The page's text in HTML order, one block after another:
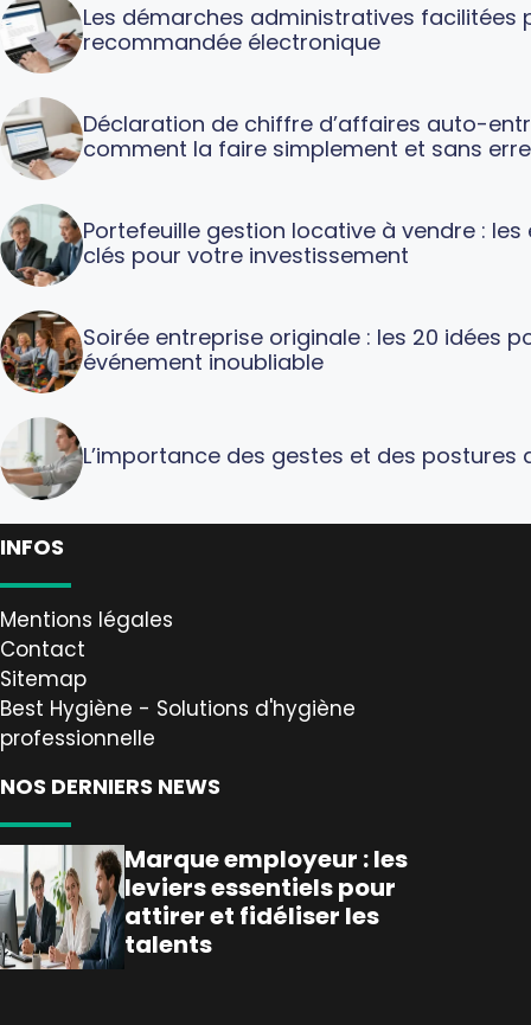
Les démarches administratives facilitées
recommandée électronique
Déclaration de chiffre d’affaires auto-
comment la faire simplement et sans
Portefeuille gestion locative à vendre : les
clés pour votre investissement
Soirée entreprise originale : les 20 idées
événement inoubliable
L’importance des gestes et des postures
INFOS
Mentions légales
Contact
Sitemap
Best Hygiène - Solutions d'hygiène
professionnelle
NOS DERNIERS NEWS
Marque employeur : les
leviers essentiels pour
attirer et fidéliser les
talents